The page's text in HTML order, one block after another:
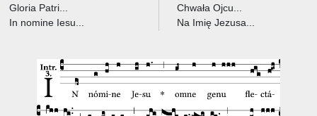
Gloria Patri...
In nomine Iesu...
Chwała Ojcu...
Na Imię Jezusa...